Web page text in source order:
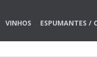
VINHOS ESPUMANTES /